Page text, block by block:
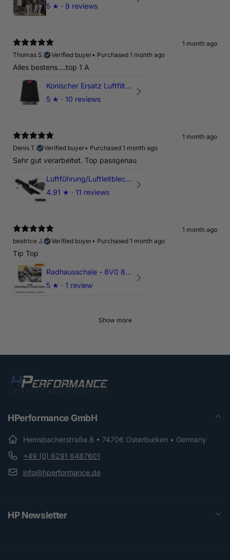
5 ★ · 9 reviews
1 month ago
Thomas S.
Verified buyer• Purchased 1 month ago
Alles bestens....top 1 A
Konischer Ersatz Luftfilter Pilz - 4" & 5" Offene Ansaugung
5 ★ · 10 reviews
1 month ago
Denis T.
Verified buyer• Purchased 1 month ago
Sehr gut verarbeitet. Top passgenau
Luftführung/Luftleitblech 5" 125mm offene Ansaugung HPerformance
4.91 ★ · 11 reviews
1 month ago
beatrice J.
Verified buyer• Purchased 1 month ago
Tip Top
Radhausschale - 8V0 821 191 C - Original Ersatzteil für Audi RS3 Sportback
5 ★ · 1 review
Show more
HPerformance GmbH
Hemsbacherstraße 8 • 74706 Osterburken • Germany
+49 (0) 6291 6487601
info@hperformance.de
HP Newsletter